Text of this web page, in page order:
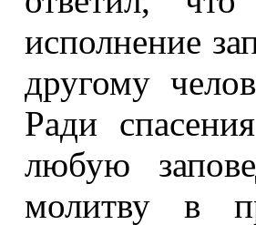
исполнение
другому
Ради
любую
молитву в